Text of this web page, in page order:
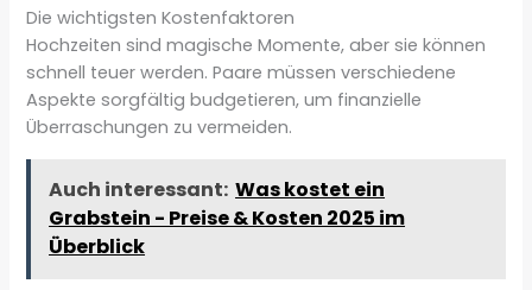
Die wichtigsten Kostenfaktoren
Hochzeiten sind magische Momente, aber sie können
schnell teuer werden. Paare müssen verschiedene
Aspekte sorgfältig budgetieren, um finanzielle
Überraschungen zu vermeiden.
Auch interessant: Was kostet ein
Grabstein - Preise & Kosten 2025 im
Überblick